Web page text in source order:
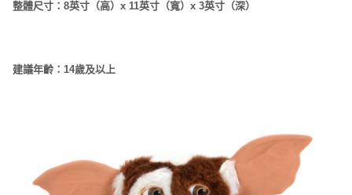
整體尺寸：8英寸（高）x 11英寸（寬）x 3英寸（深）
建議年齡：14歲及以上